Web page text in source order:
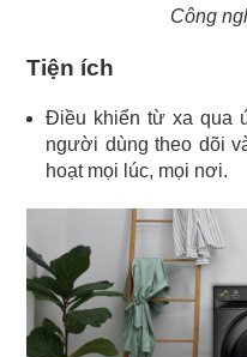
Công
Tiện ích
Điều khiển từ xa qua
người dùng theo dõi
hoạt mọi lúc, mọi nơi.